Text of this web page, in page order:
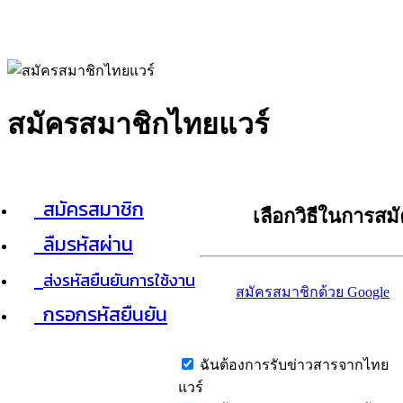
สมัครสมาชิกไทยแวร์
สมัครสมาชิก
ลืมรหัสผ่าน
ส่งรหัสยืนยันการใช้งาน
กรอกรหัสยืนยัน
เลือกวิธีในการส
สมัครสมาชิกด้วย Google
ฉันต้องการรับข่าวสารจากไทย
แวร์